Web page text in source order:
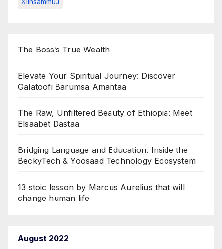
Xiinsammuu
The Boss’s True Wealth
Elevate Your Spiritual Journey: Discover
Galatoofi Barumsa Amantaa
The Raw, Unfiltered Beauty of Ethiopia: Meet
Elsaabet Dastaa
Bridging Language and Education: Inside the
BeckyTech & Yoosaad Technology Ecosystem
13 stoic lesson by Marcus Aurelius that will
change human life
August 2022